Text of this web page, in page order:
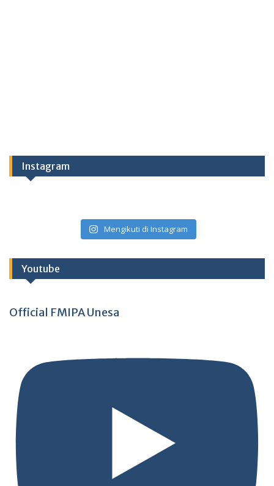
Instagram
Mengikuti di Instagram
Youtube
Official FMIPA Unesa